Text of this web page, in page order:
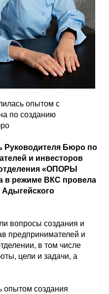
опытом с
по созданию
Руководителя Бюро по
и инвесторов
«ОПОРЫ
в режиме ВКС провела
Адыгейского
вопросы создания и
предпринимателей и
в том числе
цели и задачи, а
опытом создания